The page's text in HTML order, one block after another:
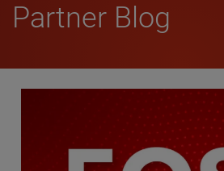
Partner Blog